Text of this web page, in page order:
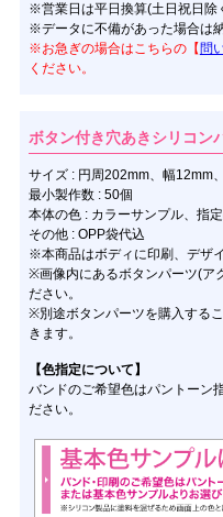
※営業日は平日換算(土日祝日除
※データに不備があった場合は
※お急ぎの場合はこちらの【 問
ください。
ボタン付き穴あきシリコン
サイズ : 円周202mm、幅12mm
最小製作数 : 50個
本体の色 : カラーサンプル、指
その他 : OPP袋代込
※本商品はボディに印刷、デザ
※画像内にあるボタンパーツ(ア
ださい。
※別途ボタンパーツを購入する
きます。
【色指定について】
バンドのご希望色はパントーン
ださい。